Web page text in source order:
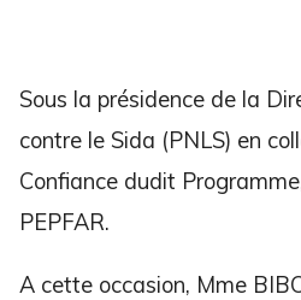
Sous la présidence de la
contre le Sida (PNLS) en
Confiance dudit
PEPFAR.
A cette occasion, Mme